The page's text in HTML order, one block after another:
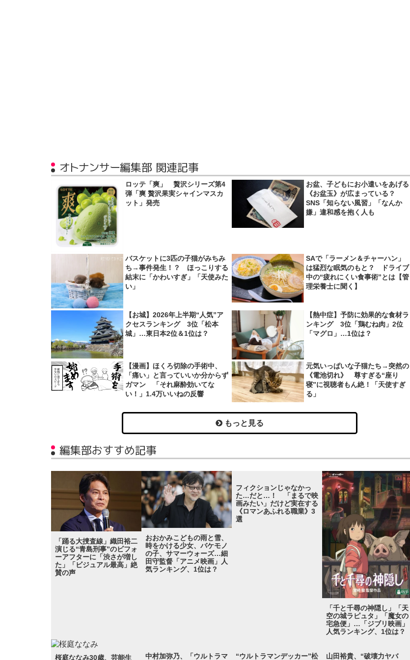
オトナンサー編集部 関連記事
ロッテ「爽」 贅沢シリーズ第4
弾「爽 贅沢果実シャインマスカ
ット」発売
お盆、子どもにお小遣いをあげる
《お盆玉》が広まっている？
SNS「知らない風習」「なんか
嫌」違和感を抱く人も
バスケットに3匹の子猫がみちみ
ち→事件発生！？ ほっこりする
結末に「かわいすぎ」「天使みた
い」
SAで「ラーメン＆チャーハン」
は猛烈な眠気のもと？ ドライブ
中の“疲れにくい食事術”とは【管
理栄養士に聞く】
【お城】2026年上半期“人気”ア
クセスランキング 3位「松本
城」…東日本2位＆1位は？
【熱中症】予防に効果的な食材ラ
ンキング 3位「鶏むね肉」2位
「マグロ」…1位は？
【漫画】ほくろ切除の手術中、
「痛い」と言っていいか分からず
ガマン 「それ麻酔効いてな
い！」1.4万いいねの反響
元気いっぱいな子猫たち→突然の
《電池切れ》 尊すぎる“座り
寝”に視聴者もん絶！「天使すぎ
る」
もっと見る
編集部おすすめ記事
「踊る大捜査線」織田裕二
演じる“青島刑事”のビフォ
ーアフターに「渋さが増し
た」「ビジュアル最高」絶
賛の声
おおかみこどもの雨と雪、
時をかける少女、バケモノ
の子、サマーウォーズ…細
田守監督「アニメ映画」人
気ランキング、1位は？
フィクションじゃなかっ
た…だと…！ 「まるで映
画みたい」だけど実在する
《ロマンあふれる職業》3
選
「千と千尋の神隠し」「天
空の城ラピュタ」「魔女の
宅急便」…「ジブリ映画」
人気ランキング、1位は？
桜庭ななみ30歳、芸能生 中村加弥乃、「ウルトラマ “ウルトラマンデッカー”松 山田裕貴、“破壊力ヤバ